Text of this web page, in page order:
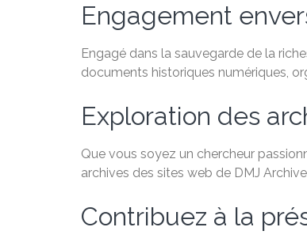
Engagement
Engagé dans la sauvegarde de la
documents historiques numériques,
Exploration des
Que vous soyez un chercheur
archives des sites web de DMJ
Contribuez à la